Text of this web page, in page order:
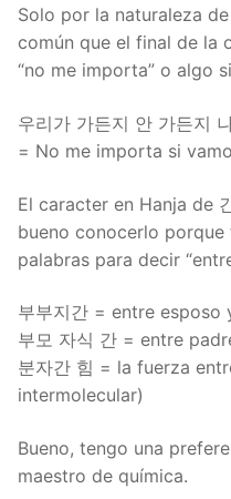
Solo por la naturaleza
común que el final de la
“no me importa” o algo
우리가 가든지 안 가든지
= No me importa si
El caracter en Hanja de
bueno conocerlo porque
palabras para decir
부부지간 = entre esposo
부모 자식 간 = entre
분자간 힘 = la fuerza
intermolecular)
Bueno, tengo una
maestro de química.